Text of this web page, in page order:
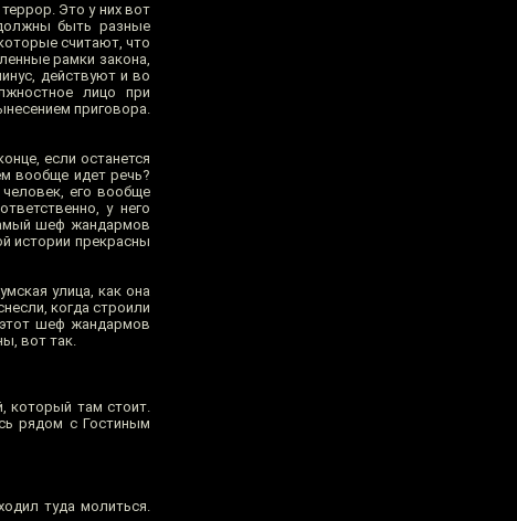
Это у них вот
быть разные
считают, что
рамки закона,
действуют и во
лицо при
приговора.
если останется
вообще идет речь?
его вообще
у него
шеф жандармов
истории прекрасны
улица, как она
когда строили
шеф жандармов
вот так.
который там стоит.
рядом с Гостиным
туда молиться.